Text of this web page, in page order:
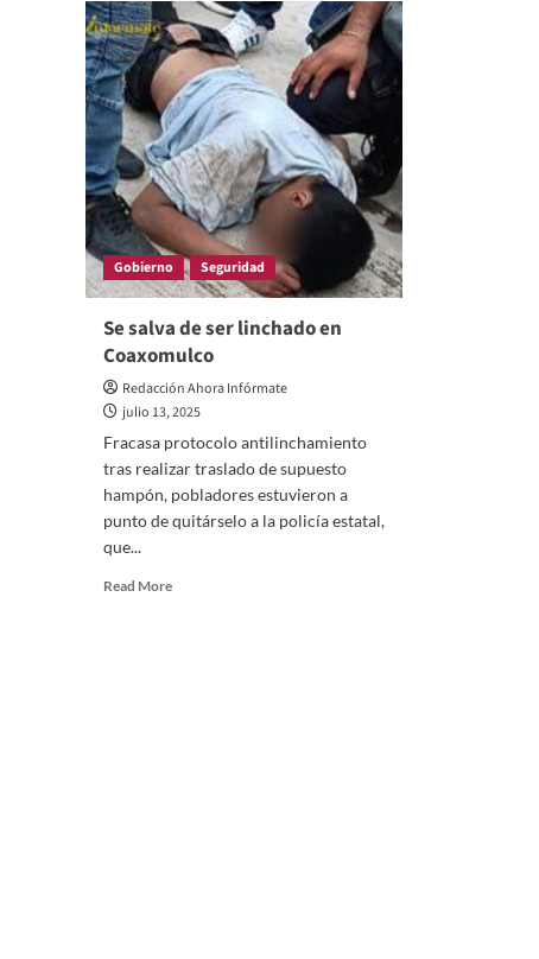
Gobierno Seguridad
Se salva de ser linchado en
Coaxomulco
Redacción Ahora Infórmate
julio 13, 2025
Fracasa protocolo antilinchamiento
tras realizar traslado de supuesto
hampón, pobladores estuvieron a
punto de quitárselo a la policía estatal,
que...
Read MoreRead